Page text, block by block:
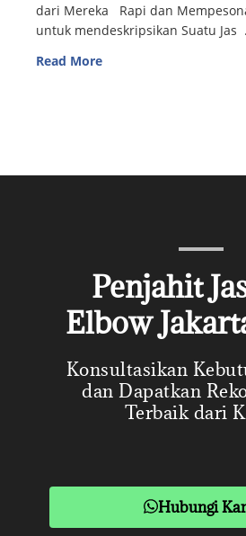
dari Mereka Rapi dan
untuk mendeskripsikan Suatu Jas
Read More
Penjahit
Elbow
Konsultasikan
dan Dapatkan
Terbaik dari
Hubungi